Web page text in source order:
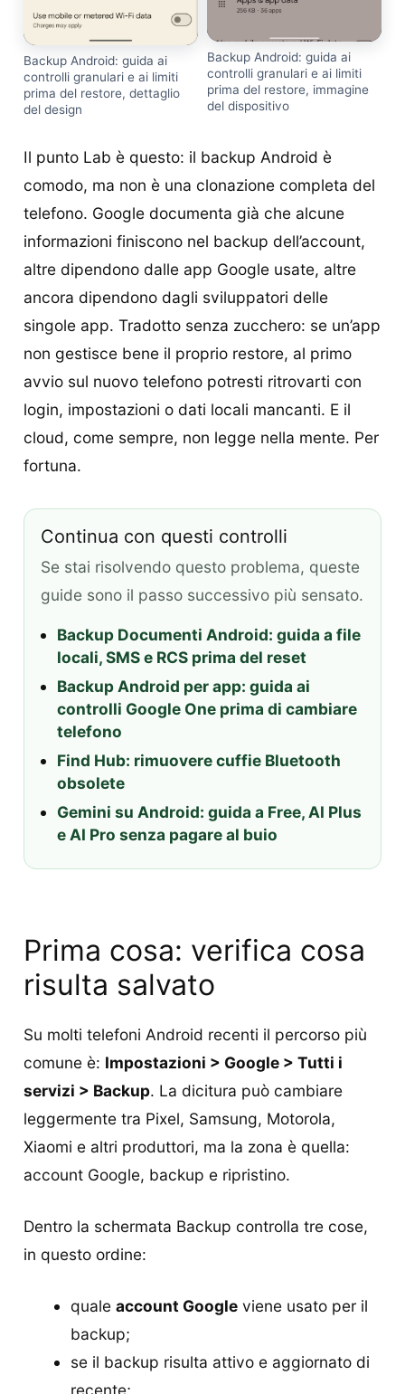
Backup Android: guida ai
controlli granulari e ai limiti
prima del restore, dettaglio
del design
Backup Android: guida ai
controlli granulari e ai limiti
prima del restore, immagine
del dispositivo
Il punto Lab è questo: il backup Android è
comodo, ma non è una clonazione completa del
telefono. Google documenta già che alcune
informazioni finiscono nel backup dell’account,
altre dipendono dalle app Google usate, altre
ancora dipendono dagli sviluppatori delle
singole app. Tradotto senza zucchero: se un’app
non gestisce bene il proprio restore, al primo
avvio sul nuovo telefono potresti ritrovarti con
login, impostazioni o dati locali mancanti. E il
cloud, come sempre, non legge nella mente. Per
fortuna.
Continua con questi controlli
Se stai risolvendo questo problema, queste
guide sono il passo successivo più sensato.
Backup Documenti Android: guida a file
locali, SMS e RCS prima del reset
Backup Android per app: guida ai
controlli Google One prima di cambiare
telefono
Find Hub: rimuovere cuffie Bluetooth
obsolete
Gemini su Android: guida a Free, AI Plus
e AI Pro senza pagare al buio
Prima cosa: verifica cosa
risulta salvato
Su molti telefoni Android recenti il percorso più
comune è: Impostazioni > Google > Tutti i
servizi > Backup. La dicitura può cambiare
leggermente tra Pixel, Samsung, Motorola,
Xiaomi e altri produttori, ma la zona è quella:
account Google, backup e ripristino.
Dentro la schermata Backup controlla tre cose,
in questo ordine:
quale account Googleviene usato per il
backup;
se il backup risulta attivo e aggiornato di
recente;